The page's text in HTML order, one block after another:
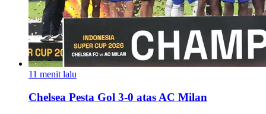
11 menit lalu
Chelsea Pesta Gol 3-0 atas AC Milan